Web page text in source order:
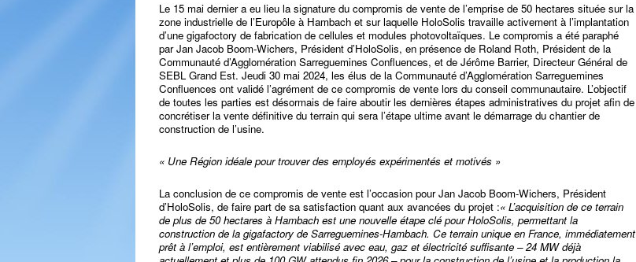
Le 15 mai dernier a eu lieu la signature du compromis de vente de l’emprise de 50 hectares située sur la
zone industrielle de l’Europôle à Hambach et sur laquelle HoloSolis travaille activement à l’implantation
d’une gigafoctory de fabrication de cellules et modules photovoltaïques. Le compromis a été paraphé
par Jan Jacob Boom-Wichers, Président d’HoloSolis, en présence de Roland Roth, Président de la
Communauté d’Agglomération Sarreguemines Confluences, et de Jérôme Barrier, Directeur Général de
SEBL Grand Est. Jeudi 30 mai 2024, les élus de la Communauté d’Agglomération Sarreguemines
Confluences ont validé l’agrément de ce compromis de vente lors du conseil communautaire. L’objectif
de toutes les parties est désormais de faire aboutir les dernières étapes administratives du projet afin de
concrétiser la vente définitive du terrain qui sera l’étape ultime avant le démarrage du chantier de
construction de l’usine.
« Une Région idéale pour trouver des employés expérimentés et motivés »
La conclusion de ce compromis de vente est l’occasion pour Jan Jacob Boom-Wichers, Président
d’HoloSolis, de faire part de sa satisfaction quant aux avancées du projet :« L’acquisition de ce terrain
de plus de 50 hectares à Hambach est une nouvelle étape clé pour HoloSolis, permettant la
construction de la gigafactory de Sarreguemines-Hambach. Ce terrain unique en France, immédiatement
prêt à l’emploi, est entièrement viabilisé avec eau, gaz et électricité suffisante – 24 MW déjà